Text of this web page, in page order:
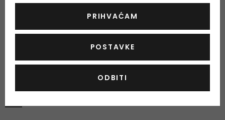
Bazne note
PRIHVAĆAM
POSTAVKE
ODBITI